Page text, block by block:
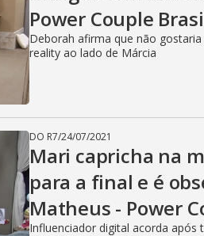
e
o
Power Couple
Deborah afirma que não
reality ao lado de Márcia
DO R7/24/07/2021
Mari capricha na
para a final e é
Matheus - Power
Influenciador digital acorda após